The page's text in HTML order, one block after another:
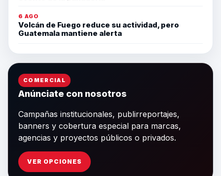
6 AGO
Volcán de Fuego reduce su actividad, pero
Guatemala mantiene alerta
COMERCIAL
Anúnciate con nosotros
Campañas institucionales, publirreportajes,
banners y cobertura especial para marcas,
agencias y proyectos públicos o privados.
VER OPCIONES